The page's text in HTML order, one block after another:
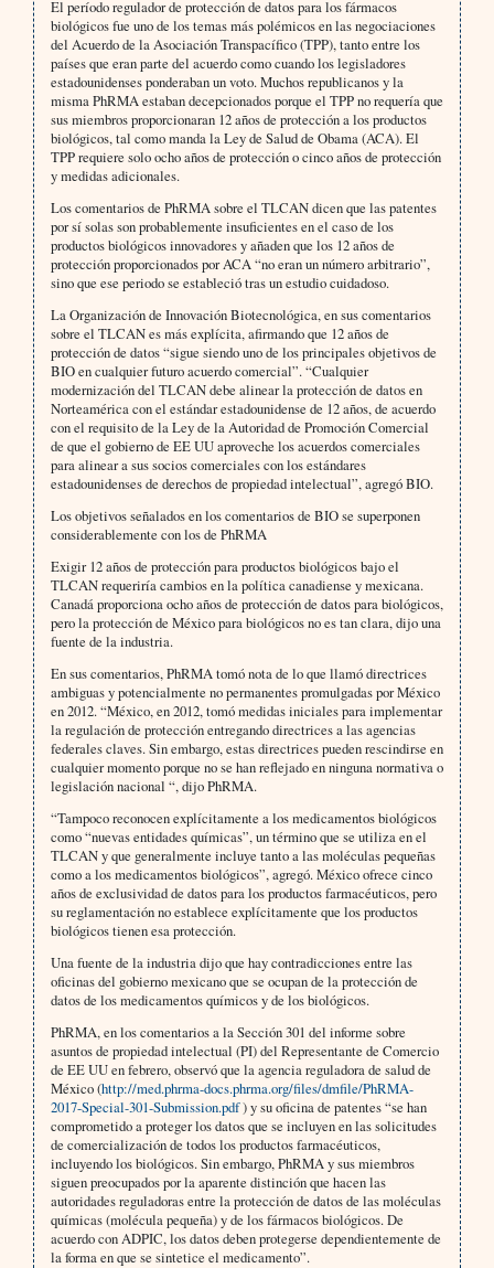
El período regulador de protección de datos para los fármacos
biológicos fue uno de los temas más polémicos en las negociaciones
del Acuerdo de la Asociación Transpacífico (TPP), tanto entre los
países que eran parte del acuerdo como cuando los legisladores
estadounidenses ponderaban un voto. Muchos republicanos y la
misma PhRMA estaban decepcionados porque el TPP no requería que
sus miembros proporcionaran 12 años de protección a los productos
biológicos, tal como manda la Ley de Salud de Obama (ACA). El
TPP requiere solo ocho años de protección o cinco años de protección
y medidas adicionales.
Los comentarios de PhRMA sobre el TLCAN dicen que las patentes
por sí solas son probablemente insuficientes en el caso de los
productos biológicos innovadores y añaden que los 12 años de
protección proporcionados por ACA “no eran un número arbitrario”,
sino que ese periodo se estableció tras un estudio cuidadoso.
La Organización de Innovación Biotecnológica, en sus comentarios
sobre el TLCAN es más explícita, afirmando que 12 años de
protección de datos “sigue siendo uno de los principales objetivos de
BIO en cualquier futuro acuerdo comercial”. “Cualquier
modernización del TLCAN debe alinear la protección de datos en
Norteamérica con el estándar estadounidense de 12 años, de acuerdo
con el requisito de la Ley de la Autoridad de Promoción Comercial
de que el gobierno de EE UU aproveche los acuerdos comerciales
para alinear a sus socios comerciales con los estándares
estadounidenses de derechos de propiedad intelectual”, agregó BIO.
Los objetivos señalados en los comentarios de BIO se superponen
considerablemente con los de PhRMA
Exigir 12 años de protección para productos biológicos bajo el
TLCAN requeriría cambios en la política canadiense y mexicana.
Canadá proporciona ocho años de protección de datos para biológicos,
pero la protección de México para biológicos no es tan clara, dijo una
fuente de la industria.
En sus comentarios, PhRMA tomó nota de lo que llamó directrices
ambiguas y potencialmente no permanentes promulgadas por México
en 2012. “México, en 2012, tomó medidas iniciales para implementar
la regulación de protección entregando directrices a las agencias
federales claves. Sin embargo, estas directrices pueden rescindirse en
cualquier momento porque no se han reflejado en ninguna normativa o
legislación nacional “, dijo PhRMA.
“Tampoco reconocen explícitamente a los medicamentos biológicos
como “nuevas entidades químicas”, un término que se utiliza en el
TLCAN y que generalmente incluye tanto a las moléculas pequeñas
como a los medicamentos biológicos”, agregó. México ofrece cinco
años de exclusividad de datos para los productos farmacéuticos, pero
su reglamentación no establece explícitamente que los productos
biológicos tienen esa protección.
Una fuente de la industria dijo que hay contradicciones entre las
oficinas del gobierno mexicano que se ocupan de la protección de
datos de los medicamentos químicos y de los biológicos.
PhRMA, en los comentarios a la Sección 301 del informe sobre
asuntos de propiedad intelectual (PI) del Representante de Comercio
de EE UU en febrero, observó que la agencia reguladora de salud de
México (http://med.phrma-docs.phrma.org/files/dmfile/PhRMA-
2017-Special-301-Submission.pdf) y su oficina de patentes “se han
comprometido a proteger los datos que se incluyen en las solicitudes
de comercialización de todos los productos farmacéuticos,
incluyendo los biológicos. Sin embargo, PhRMA y sus miembros
siguen preocupados por la aparente distinción que hacen las
autoridades reguladoras entre la protección de datos de las moléculas
químicas (molécula pequeña) y de los fármacos biológicos. De
acuerdo con ADPIC, los datos deben protegerse dependientemente de
la forma en que se sintetice el medicamento”.